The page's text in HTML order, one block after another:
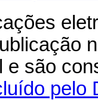
e são
pelo